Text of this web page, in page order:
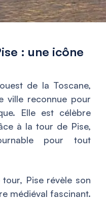
: une icône
de la Toscane,
ville reconnue pour
Elle est célèbre
à la tour de Pise,
pour tout
Pise révèle son
médiéval fascinant.